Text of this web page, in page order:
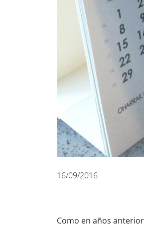
16/09/2016
Como en años